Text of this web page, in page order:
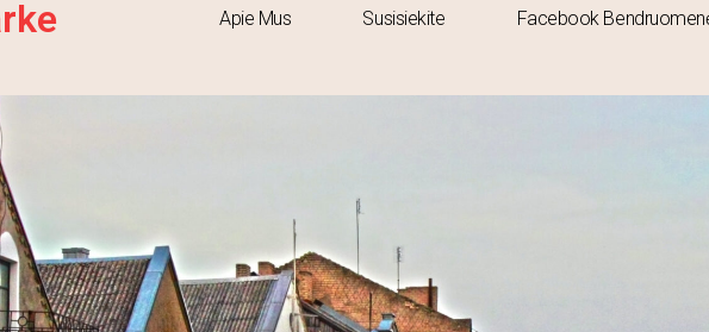
Apie Mus Susisiekite Facebook